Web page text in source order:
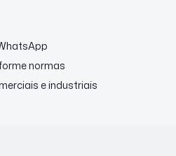
normas
e industriais